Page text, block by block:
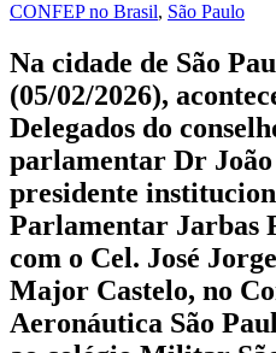
CONFEP no Brasil, São Paulo
Na cidade de São
(05/02/2026),
Delegados do
parlamentar Dr João
presidente
Parlamentar Jarbas
com o Cel. José
Major Castelo, no
Aeronáutica São